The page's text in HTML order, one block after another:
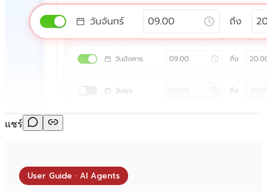
แชร์
User Guide · AI Agents